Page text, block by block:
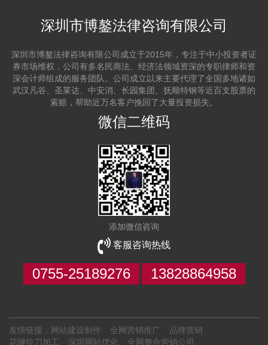
深圳市博鏊法律咨询有限公司
深圳市博鏊法律咨询有限公司成立于2015年，专注于中小投资者证
券市场维权，公司有多名民商法、经济法领域资深的专职律师和资
深会计师组成的服务团队。公司成立以来主要代理了全国多地诸如
武汉凡谷、圣莱达、中安消、长园集团、抚顺特钢等近百支股票的
索赔，帮助近万名客户挽回了大量投资损失。
微信二维码
添加微信咨询
客服咨询热线
0755-25189276 13828864958
友情链接： 网站建设制作 全网营销推广
品牌营销
花键拉刀加工
深圳网站优化 全网整合营销公司